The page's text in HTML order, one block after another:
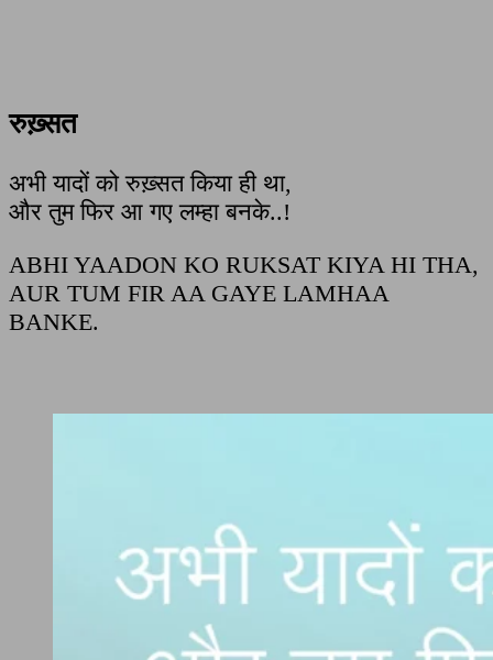
रुख़्सत
अभी यादों को रुख़्सत किया ही था,
और तुम फिर आ गए लम्हा बनके..!
ABHI YAADON KO RUKSAT KIYA HI THA,
AUR TUM FIR AA GAYE LAMHAA
BANKE.